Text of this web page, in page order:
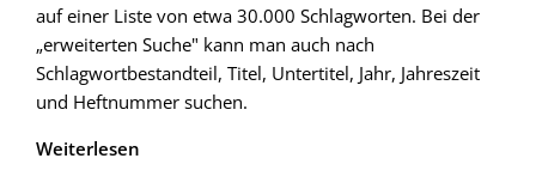
auf einer Liste von etwa 30.000 Schlagworten. Bei der
„erweiterten Suche" kann man auch nach
Schlagwortbestandteil, Titel, Untertitel, Jahr, Jahreszeit
und Heftnummer suchen.
Weiterlesen